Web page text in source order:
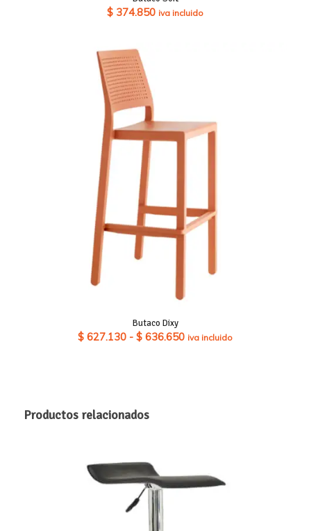
$ 374.850 iva incluido
Butaco Dixy
$ 627.130 - $ 636.650Rango
iva incluido
Productos relacionados